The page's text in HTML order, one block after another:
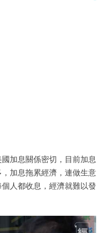
加息關係密切，目前加息
加息拖累經濟，連做生意
人都收息，經濟就難以發